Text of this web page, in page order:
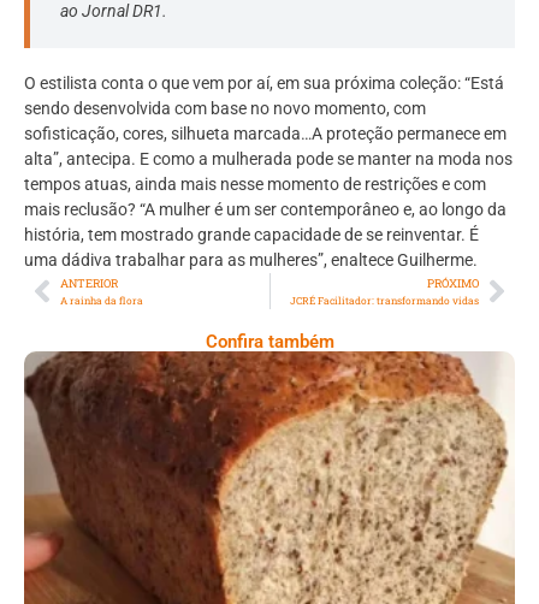
ao Jornal DR1.
O estilista conta o que vem por aí, em sua próxima coleção: “Está
sendo desenvolvida com base no novo momento, com
sofisticação, cores, silhueta marcada…A proteção permanece em
alta”, antecipa. E como a mulherada pode se manter na moda nos
tempos atuas, ainda mais nesse momento de restrições e com
mais reclusão? “A mulher é um ser contemporâneo e, ao longo da
história, tem mostrado grande capacidade de se reinventar. É
uma dádiva trabalhar para as mulheres”, enaltece Guilherme.
ANTERIOR
A rainha da flora
PRÓXIMO
JCRÉ Facilitador: transformando vidas
Confira também
Comer Bem: Pão Low Carb